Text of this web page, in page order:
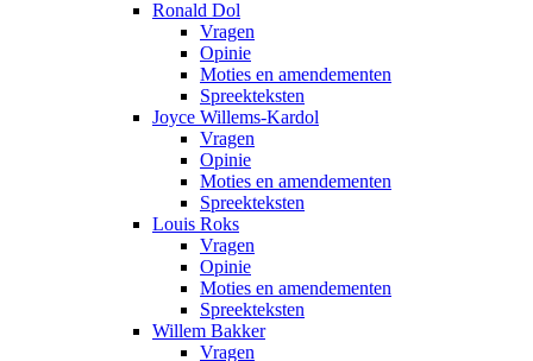
Ronald Dol
Vragen
Opinie
Moties en amendementen
Spreekteksten
Joyce Willems-Kardol
Vragen
Opinie
Moties en amendementen
Spreekteksten
Louis Roks
Vragen
Opinie
Moties en amendementen
Spreekteksten
Willem Bakker
Vragen